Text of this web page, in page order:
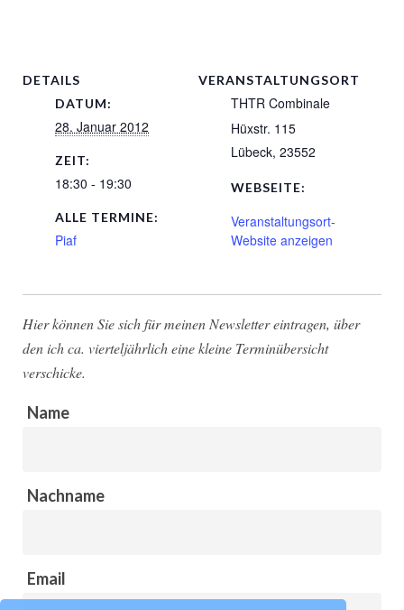
DETAILS
DATUM:
28. Januar 2012
ZEIT:
18:30 - 19:30
ALLE TERMINE:
Piaf
VERANSTALTUNGSORT
THTR Combinale
Hüxstr. 115
Lübeck, 23552
WEBSEITE:
Veranstaltungsort-
Website anzeigen
Hier können Sie sich für meinen Newsletter eintragen, über
den ich ca. vierteljährlich eine kleine Terminübersicht
verschicke.
Name
Nachname
Email